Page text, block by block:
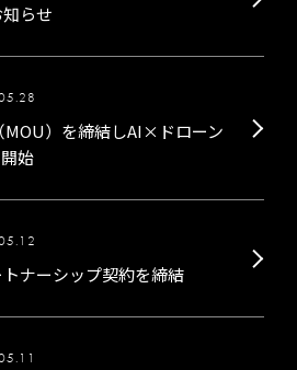
らせ
MOU）を締結しAI×ドローン
始
ナーシップ契約を締結